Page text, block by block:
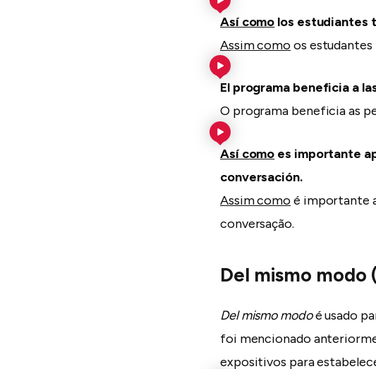
Así como los estudiantes
Assim comoos
El programa beneficia a
O programa beneficia as
Así como es importante
conversación.
Assim comoé importante
conversação.
Del mismo modo
Del mismo modoé usado
foi mencionado
expositivos para